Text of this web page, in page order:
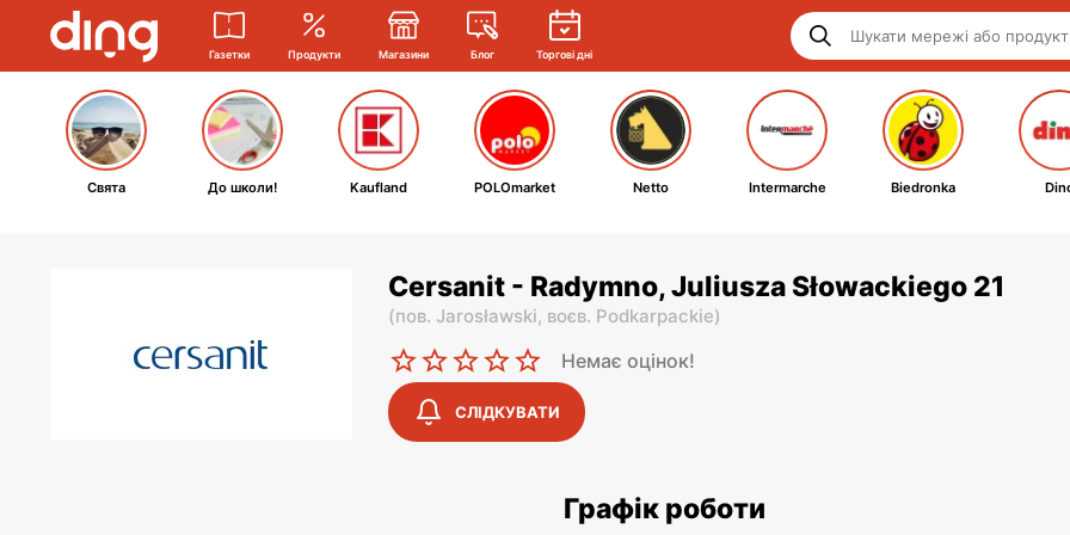
Газетки Продукти Магазини Блог Торгові дні
Свята До школи! Kaufland POLOmarket Netto Intermarche Biedronka
Cersanit - Radymno, Juliusza Słowackiego 21
(пов. Jarosławski, воєв. Podkarpackie)
Немає оцінок!
СЛІДКУВАТИ
Графік роботи